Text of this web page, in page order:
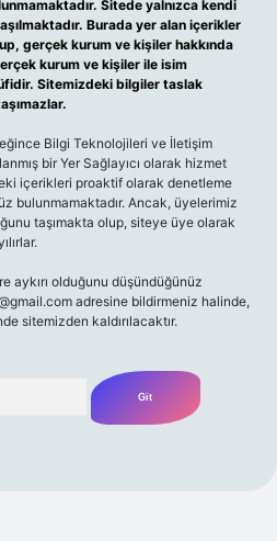
Sitede yalnızca kendi
Burada yer alan içerikler
gerçek kurum ve kişiler hakkında
kurum ve kişiler ile isim
Sitemizdeki bilgiler taslak
Bilgi Teknolojileri ve İletişim
bir Yer Sağlayıcı olarak hizmet
içerikleri proaktif olarak denetleme
bulunmamaktadır. Ancak, üyelerimiz
taşımakta olup, siteye üye olarak
aykırı olduğunu düşündüğünüz
adresine bildirmeniz halinde,
sitemizden kaldırılacaktır.